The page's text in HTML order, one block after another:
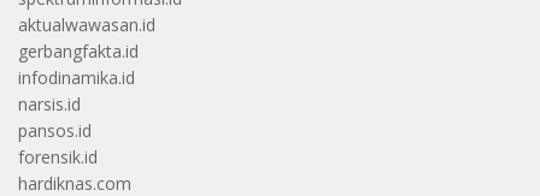
aktualwawasan.id
gerbangfakta.id
infodinamika.id
narsis.id
pansos.id
forensik.id
hardiknas.com